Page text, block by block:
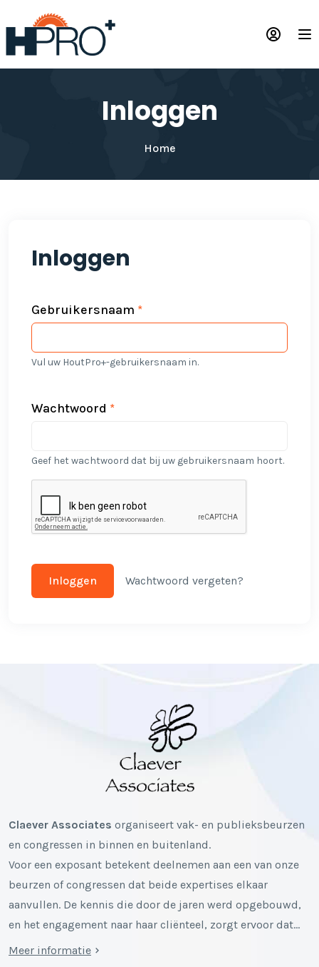
en
naar
de
Inloggen
Home
Inloggen
Gebruikersnaam *
Vul uw HoutPro+-gebruikersnaam in.
Wachtwoord *
Geef het wachtwoord dat bij uw gebruikersnaam hoort.
Wachtwoord vergeten?
Claever Associates organiseert vak- en publieksbeurzen
en congressen in binnen en buitenland.
Voor een exposant betekent deelnemen aan een van onze
beurzen of congressen dat beide expertises elkaar
aanvullen. De kennis die door de jaren werd opgebouwd,
en het engagement naar haar cliënteel, zorgt ervoor dat…
Meer informatie